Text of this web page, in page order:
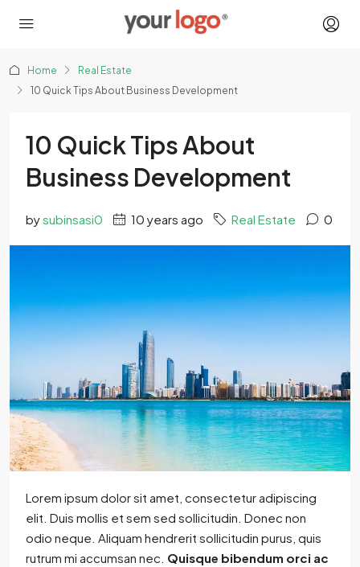
Home
Real Estate
10 Quick Tips About Business Development
10 Quick Tips About
Business Development
bysubinsasi0 10 years ago Real Estate 0
Lorem ipsum dolor sit amet, consectetur adipiscing
elit. Duis mollis et sem sed sollicitudin. Donec non
odio neque. Aliquam hendrerit sollicitudin purus, quis
rutrum mi accumsan nec. Quisque bibendum orci ac